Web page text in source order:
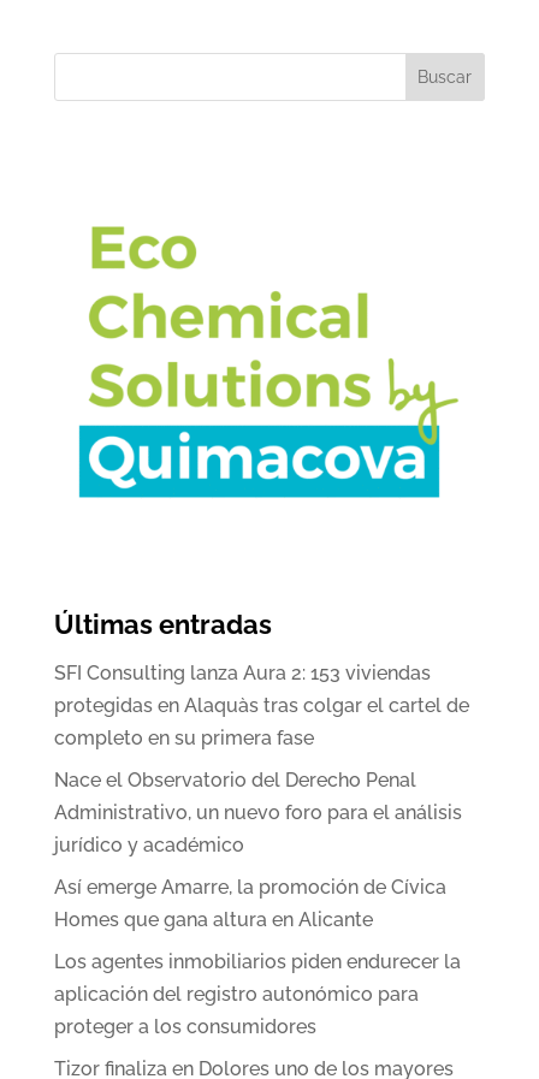
Buscar
Últimas entradas
SFI Consulting lanza Aura 2: 153 viviendas
protegidas en Alaquàs tras colgar el cartel de
completo en su primera fase
Nace el Observatorio del Derecho Penal
Administrativo, un nuevo foro para el análisis
jurídico y académico
Así emerge Amarre, la promoción de Cívica
Homes que gana altura en Alicante
Los agentes inmobiliarios piden endurecer la
aplicación del registro autonómico para
proteger a los consumidores
Tizor finaliza en Dolores uno de los mayores